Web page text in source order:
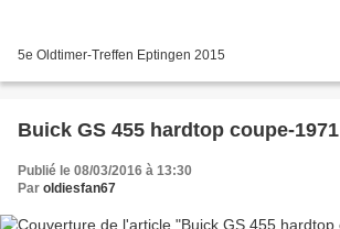
5e Oldtimer-Treffen Eptingen 2015
Buick GS 455 hardtop coupe-1971
Publié le 08/03/2016 à 13:30
Par oldiesfan67